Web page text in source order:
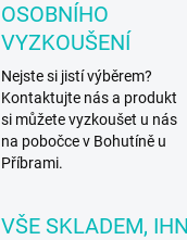
OSOBNÍHO
VYZKOUŠENÍ
Nejste si jistí výběrem?
Kontaktujte nás a produkt
si můžete vyzkoušet u nás
na pobočce v Bohutíně u
Příbrami.
VŠE SKLADEM,